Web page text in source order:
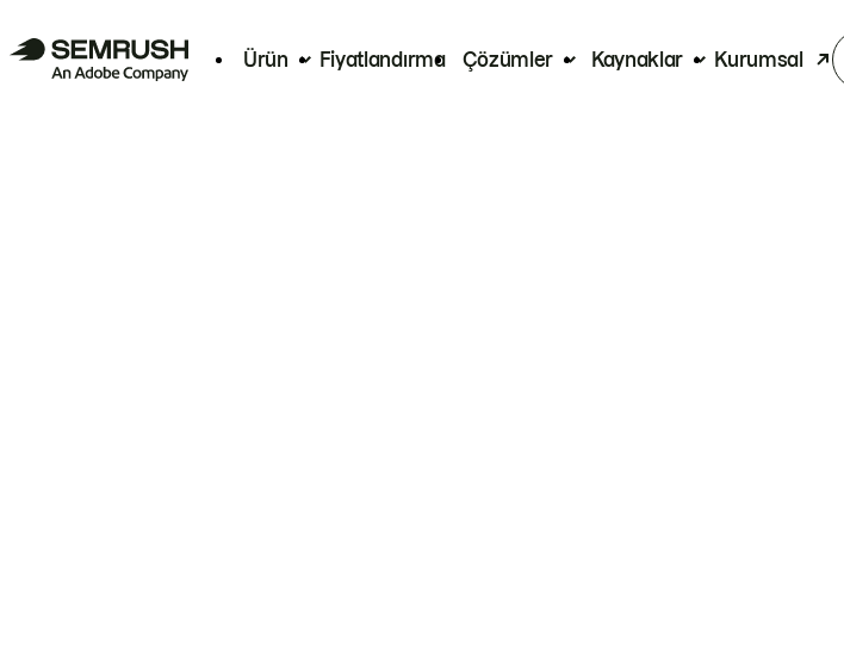
Ürün Fiyatlandırma Çözümler Kaynaklar Kurumsal